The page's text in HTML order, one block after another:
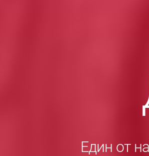
Един от